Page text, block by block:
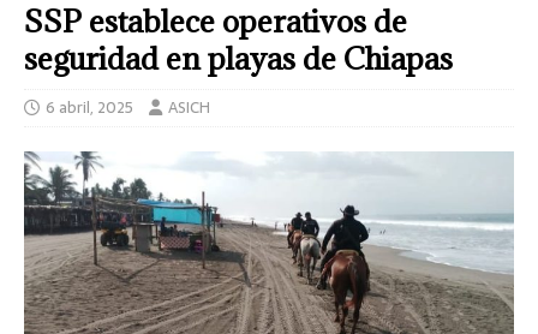
SSP establece operativos de
seguridad en playas de Chiapas
6 abril, 2025 ASICH